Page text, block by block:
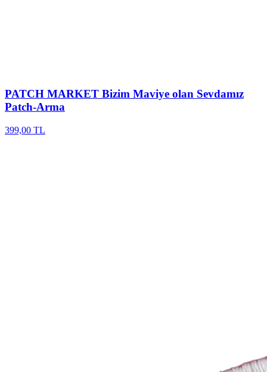
PATCH MARKET Bizim Maviye olan Sevdamız
Patch-Arma
399,00 TL